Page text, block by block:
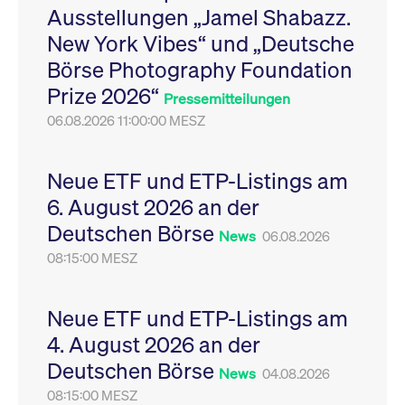
Ausstellungen „Jamel Shabazz.
New York Vibes“ und „Deutsche
Börse Photography Foundation
Prize 2026“ Pressemitteilungen
06.08.2026 11:00:00 MESZ
Neue ETF und ETP-Listings am
6. August 2026 an der
Deutschen Börse News 06.08.2026
08:15:00 MESZ
Neue ETF und ETP-Listings am
4. August 2026 an der
Deutschen Börse News 04.08.2026
08:15:00 MESZ
Leistung der Website
zu messen. Es handelt
sich um ein Muster-
Cookie, bei dem auf
das Präfix _pk_ses
eine kurze Reihe von
VISITOR_PRIVACY_METADATA
YouTube
.youtube.com
6
Monate
Dieses Cookie dient
Speicherung der
Einwilligungs- und
des Nutzers für ihre
Interaktion mit der
Sitzungen geehrt